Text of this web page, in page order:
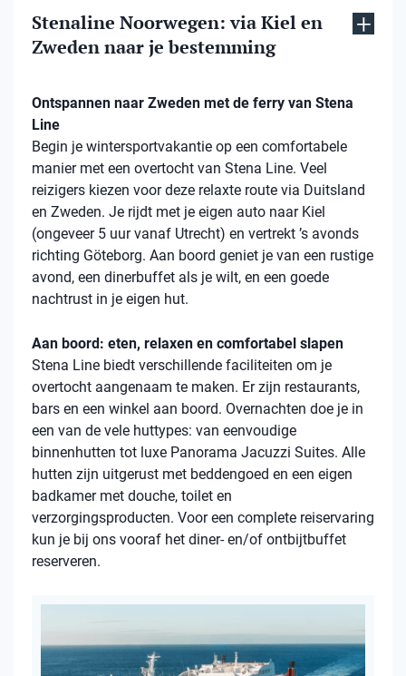
Stenaline Noorwegen: via Kiel en
Zweden naar je bestemming
Ontspannen naar Zweden met de ferry van Stena
Line
Begin je wintersportvakantie op een comfortabele
manier met een overtocht van Stena Line. Veel
reizigers kiezen voor deze relaxte route via Duitsland
en Zweden. Je rijdt met je eigen auto naar Kiel
(ongeveer 5 uur vanaf Utrecht) en vertrekt ’s avonds
richting Göteborg. Aan boord geniet je van een rustige
avond, een dinerbuffet als je wilt, en een goede
nachtrust in je eigen hut.
Aan boord: eten, relaxen en comfortabel slapen
Stena Line biedt verschillende faciliteiten om je
overtocht aangenaam te maken. Er zijn restaurants,
bars en een winkel aan boord. Overnachten doe je in
een van de vele huttypes: van eenvoudige
binnenhutten tot luxe Panorama Jacuzzi Suites. Alle
hutten zijn uitgerust met beddengoed en een eigen
badkamer met douche, toilet en
verzorgingsproducten. Voor een complete reiservaring
kun je bij ons vooraf het diner- en/of ontbijtbuffet
reserveren.